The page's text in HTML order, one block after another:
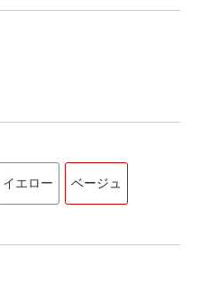
イエロー ベージュ